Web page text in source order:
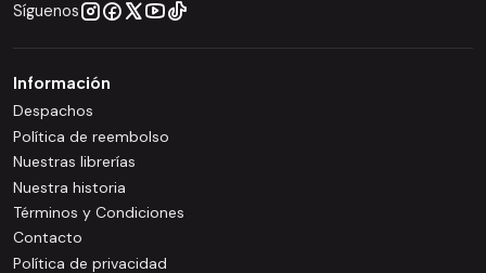
Síguenos
Información
Despachos
Política de reembolso
Nuestras librerías
Nuestra historia
Términos y Condiciones
Contacto
Política de privacidad